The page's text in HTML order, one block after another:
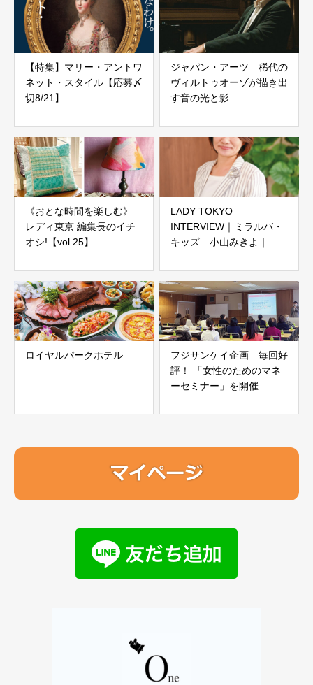
【特集】マリー・アントワ
ネット・スタイル【応募〆
切8/21】
ジャパン・アーツ 稀代の
ヴィルトゥオーゾが描き出
す音の光と影
《おとな時間を楽しむ》
レディ東京 編集長のイチ
オシ!【vol.25】
LADY TOKYO
INTERVIEW｜ミラルバ・
キッズ 小山みきよ｜
ロイヤルパークホテル
フジサンケイ企画 毎回好
評！ 「女性のためのマネ
ーセミナー」を開催